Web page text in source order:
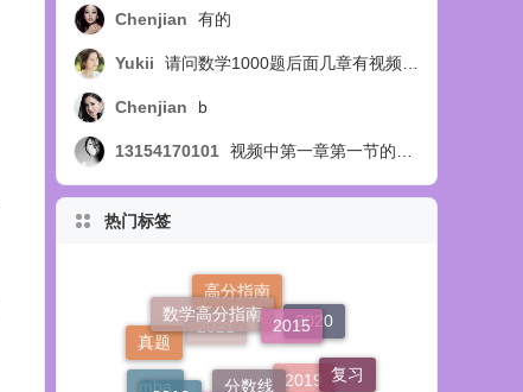
Chenjian 有的
Yukii 请问数学1000题后面几章有视频讲解吗
Chenjian b
13154170101 视频中第一章第一节的例14题，扩展部分，视频中讲选C，教材中讲选B，个人觉得应该选B，求正确答案，求官方回复！
热门标签
2021
高分指南
2020
真题
数学高分指南 2015
复习
2016
分数线
预测